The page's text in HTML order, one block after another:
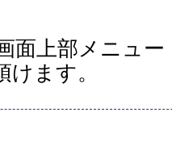
面上部メニュ
ます。